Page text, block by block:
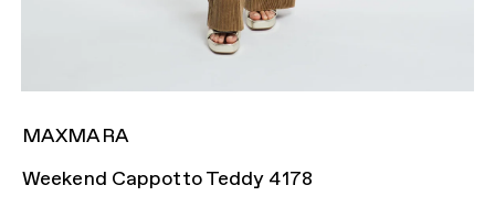
MAXMARA
Weekend Cappotto Teddy 4178